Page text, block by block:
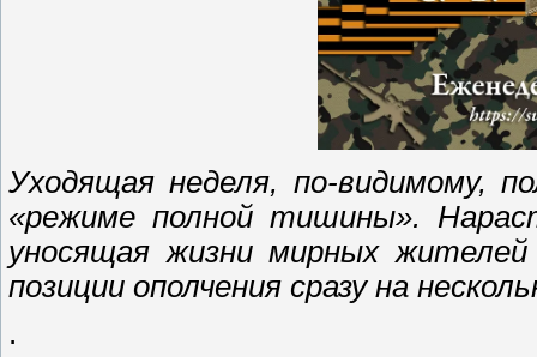
Уходящая неделя, по-видимому,
«режиме полной тишины».
уносящая жизни мирных жителей
позиции ополчения сразу на
.